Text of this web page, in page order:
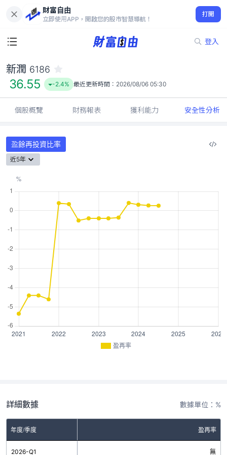
財富自由
立即使用APP，開啟您的股市智慧導航！
打開
登入
36.55
-2.4%
新潤 6186
36.55 -2.4% 最近更新時間： 2026/08/06 05:30
個股概覽 財務報表 獲利能力 安全性分析
盈餘再投資比率
近5年
盈再率
詳細數據 數據單位：%
年度/季度 盈再率
2026-Q1 無